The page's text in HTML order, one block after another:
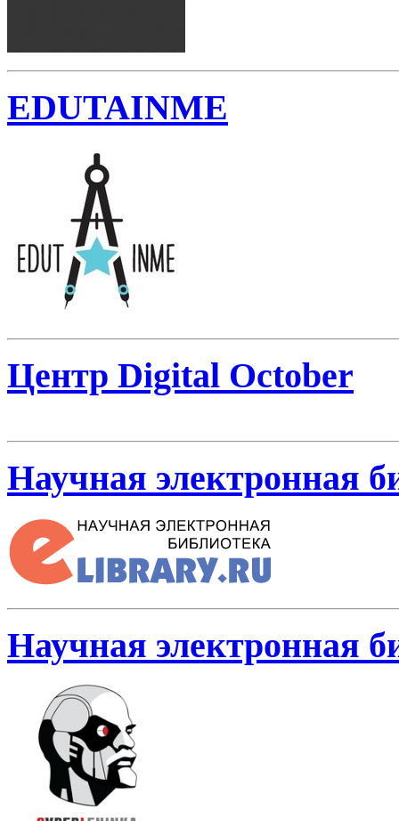
EDUTAINME
Центр Digital October
Научная электронная
Научная электронная